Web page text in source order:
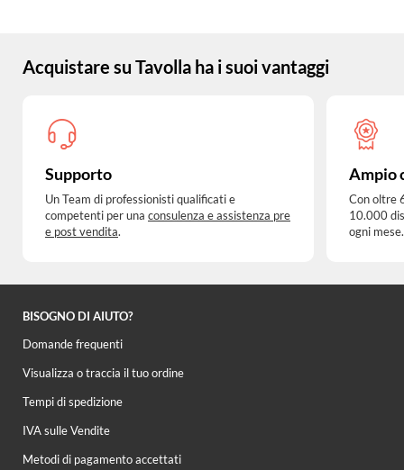
Acquistare su Tavolla ha i suoi vantaggi
Supporto
Un Team di professionisti qualificati e
competenti per una consulenza e assistenza pre
e post vendita.
Ampio
Con oltre
10.000
ogni mese.
BISOGNO DI AIUTO?
Domande frequenti
Visualizza o traccia il tuo ordine
Tempi di spedizione
IVA sulle Vendite
Metodi di pagamento accettati